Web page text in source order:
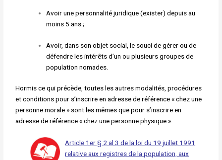
Avoir une personnalité juridique (exister) depuis au
moins 5 ans ;
Avoir, dans son objet social, le souci de gérer ou de
défendre les intérêts d’un ou plusieurs groupes de
population nomades.
Hormis ce qui précède, toutes les autres modalités, procédures
et conditions pour s’inscrire en adresse de référence « chez une
personne morale » sont les mêmes que pour s’inscrire en
adresse de référence « chez une personne physique ».
Article 1er § 2 al 3 de la loi du 19 juillet 1991
relative aux registres de la population, aux